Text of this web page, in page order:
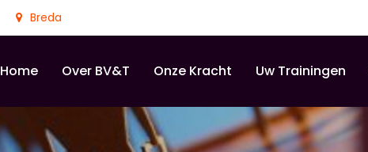
Breda
Home Over BV&T Onze Kracht Uw Trainingen